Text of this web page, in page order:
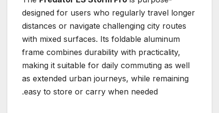
designed for users who regularly travel longer
distances or navigate challenging city routes
with mixed surfaces. Its foldable aluminum
frame combines durability with practicality,
making it suitable for daily commuting as well
as extended urban journeys, while remaining
easy to store or carry when needed.